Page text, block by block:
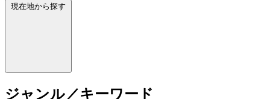
現在地から探す
ジャンル／キーワード